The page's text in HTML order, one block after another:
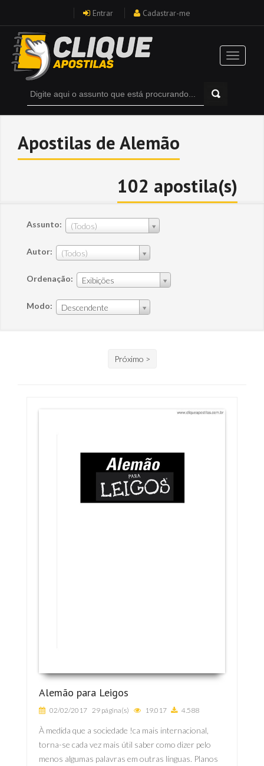
Entrar Cadastrar-me
Apostilas de Alemão
102 apostila(s)
Assunto: (Todos)
Autor: (Todos)
Ordenação: Exibições
Modo: Descendente
Próximo >
Alemão para Leigos
02/02/2017 29 página(s) 19.017 4.588
À medida que a sociedade !ca mais internacional,
torna-se cada vez mais útil saber como dizer pelo
menos algumas palavras em outras línguas. Planos